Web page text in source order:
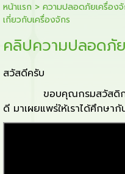
หน้าแรก > ความปลอดภัยเครื่อง
เกี่ยวกับเครื่องจักร
คลิปความปลอดภั
สวัสดีครับ
ขอบคุณกรมสวัสดิการแ
ดี มาเผยแพร่ให้เราได้ศึกษากั